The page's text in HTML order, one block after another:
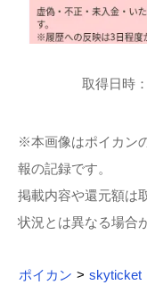
取得日時
※本画像はポイカン
報の記録です。
掲載内容や還元額は
状況とは異なる場合
ポイカン > skyticket